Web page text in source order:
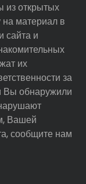
из открытых
материал в
сайта и
их
за
Вы обнаружили
Вашей
сообщите нам